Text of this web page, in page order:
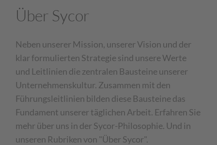
Über Sycor
Neben unserer Mission, unserer Vision und der
klar formulierten Strategie sind unsere Werte
und Leitlinien die zentralen Bausteine unserer
Unternehmenskultur. Zusammen mit den
Führungsleitlinien bilden diese Bausteine das
Fundament unserer täglichen Arbeit. Erfahren Sie
mehr über uns in der Sycor-Philosophie. Und in
unseren Rubriken von "Über Sycor".